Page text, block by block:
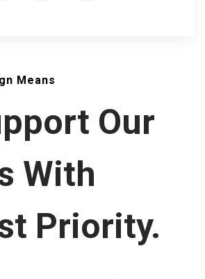
Means
Our
With
Priority.